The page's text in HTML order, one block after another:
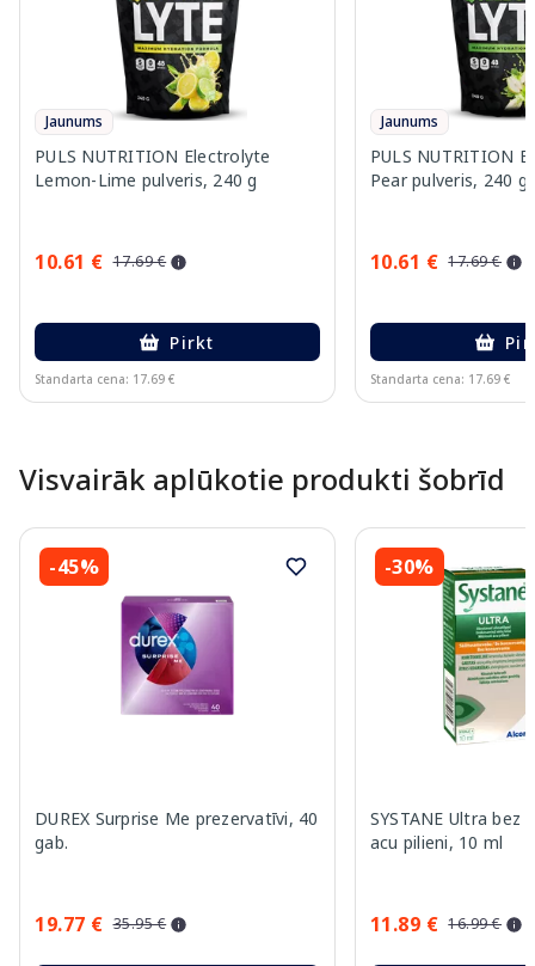
Jaunums
PULS NUTRITION Electrolyte
Lemon-Lime pulveris, 240 g
10.61 € 17.69 €
Pirkt
Standarta cena: 17.69 €
Jaunums
PULS NUTRITION
Pear pulveris, 240 g
10.61 € 17.69 €
Standarta cena: 17.69 €
Visvairāk aplūkotie produkti šobrīd
-45%
DUREX Surprise Me prezervatīvi, 40
gab.
19.77 € 35.95 €
-30%
SYSTANE Ultra bez
acu pilieni, 10 ml
11.89 € 16.99 €